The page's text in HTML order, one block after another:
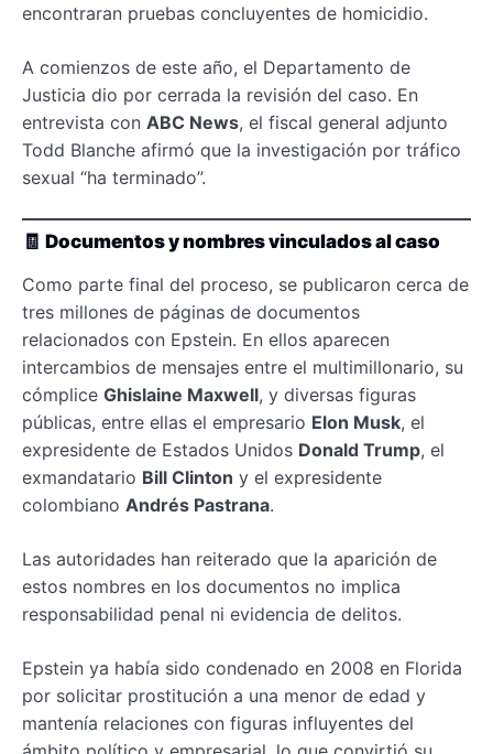
encontraran pruebas concluyentes de homicidio.
A comienzos de este año, el Departamento de
Justicia dio por cerrada la revisión del caso. En
entrevista con ABC News, el fiscal general adjunto
Todd Blanche afirmó que la investigación por tráfico
sexual “ha terminado”.
🧾 Documentos y nombres vinculados al caso
Como parte final del proceso, se publicaron cerca de
tres millones de páginas de documentos
relacionados con Epstein. En ellos aparecen
intercambios de mensajes entre el multimillonario, su
cómplice Ghislaine Maxwell, y diversas figuras
públicas, entre ellas el empresario Elon Musk, el
expresidente de Estados Unidos Donald Trump, el
exmandatario Bill Clinton y el expresidente
colombiano Andrés Pastrana.
Las autoridades han reiterado que la aparición de
estos nombres en los documentos no implica
responsabilidad penal ni evidencia de delitos.
Epstein ya había sido condenado en 2008 en Florida
por solicitar prostitución a una menor de edad y
mantenía relaciones con figuras influyentes del